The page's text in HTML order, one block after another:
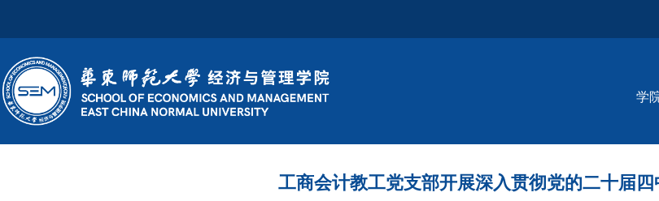
学
工商会计教工党支部开展深入贯彻党的二十届四